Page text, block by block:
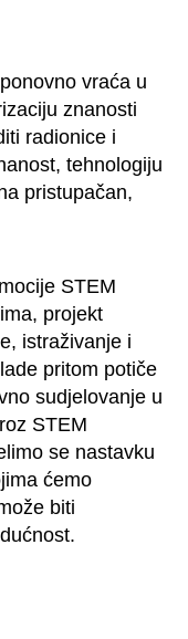
vraća u
znanosti
radionice i
tehnologiju
pristupačan,
STEM
projekt
istraživanje i
pritom potiče
sudjelovanje u
STEM
se nastavku
ćemo
biti